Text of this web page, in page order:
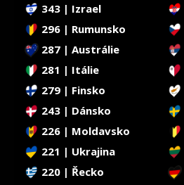
343 | Izrael
296 | Rumunsko
287 | Austrálie
281 | Itálie
279 | Finsko
243 | Dánsko
226 | Moldavsko
221 | Ukrajina
220 | Řecko